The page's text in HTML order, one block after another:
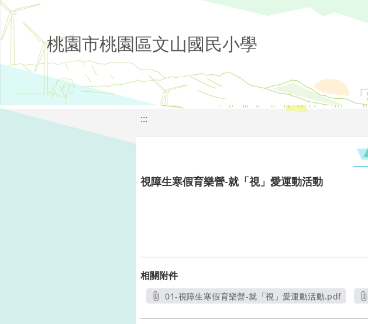
桃園市桃園區文山國民小學
:::
視障生寒假育樂營-就「視」愛運動活動
相關附件
01-視障生寒假育樂營-就「視」愛運動活動.pdf